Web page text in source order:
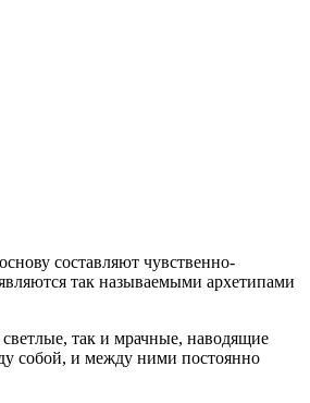
составляют чувственно-
так называемыми архетипами
так и мрачные, наводящие
собой, и между ними постоянно